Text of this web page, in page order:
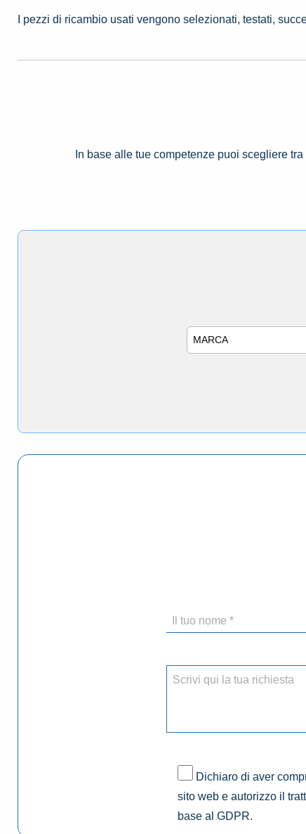
I pezzi di ricambio usati vengono selezionati, testati,
In base alle tue competenze puoi scegliere tra
Marca
Dichiaro di aver
sito web e autorizzo il
base al GDPR.